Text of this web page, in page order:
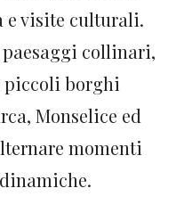
e visite culturali.
paesaggi collinari,
piccoli borghi
Monselice ed
momenti